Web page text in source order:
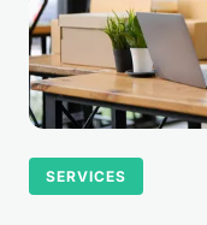
SERVICES